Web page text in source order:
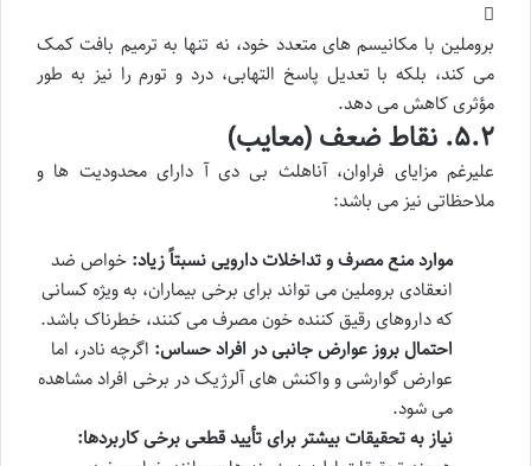
بروملین با مکانیسم های متعدد خود، نه تنها به ترمیم بافت کمک
می کند، بلکه با تعدیل پاسخ التهابی، درد و تورم را نیز به طور
مؤثری کاهش می دهد.
۵.۲. نقاط ضعف (معایب)
علیرغم مزایای فراوان، آناهلث بی دی آ دارای محدودیت ها و
ملاحظاتی نیز می باشد:
موارد منع مصرف و تداخلات دارویی نسبتاً زیاد: خواص ضد
انعقادی بروملین می تواند برای برخی بیماران، به ویژه کسانی
که داروهای رقیق کننده خون مصرف می کنند، خطرناک باشد.
احتمال بروز عوارض جانبی در افراد حساس: اگرچه نادر، اما
عوارض گوارشی و واکنش های آلرژیک در برخی افراد مشاهده
می شود.
نیاز به تحقیقات بیشتر برای تأیید قطعی برخی کاربردها: